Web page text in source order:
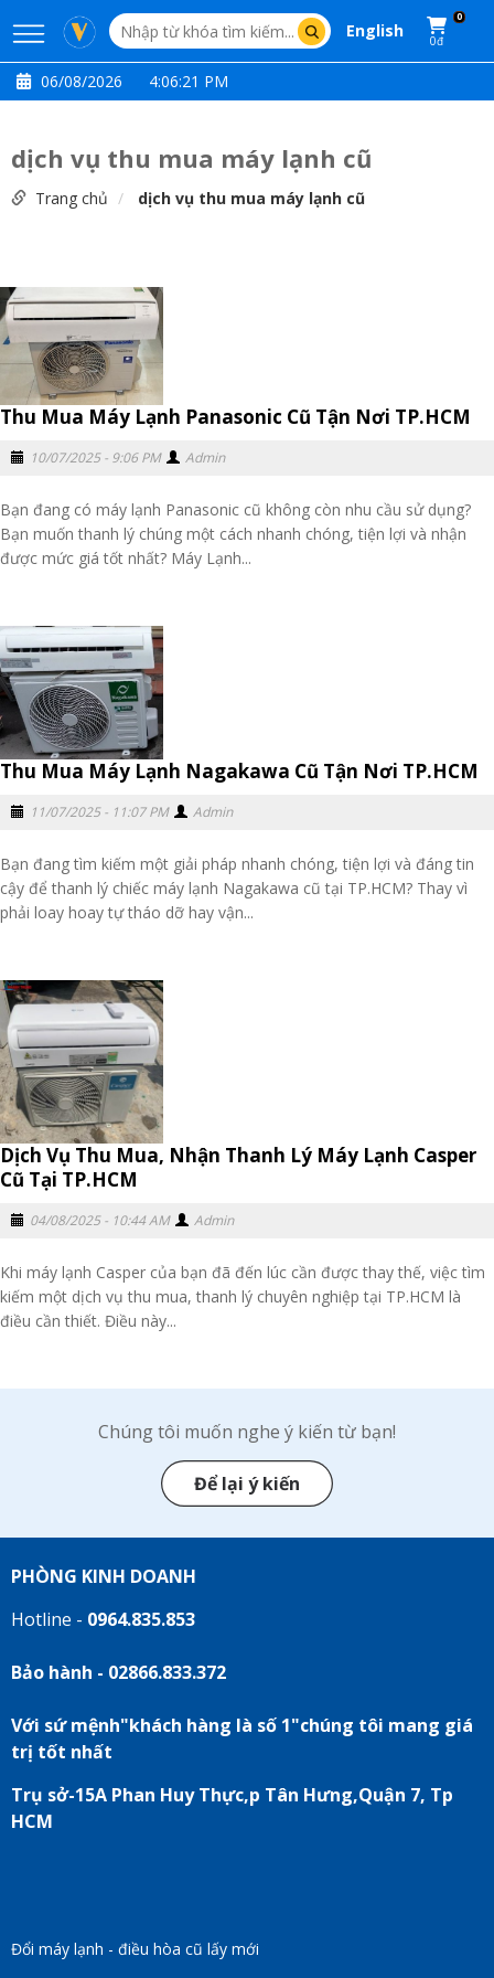
English
0
0đ
06/08/2026 4:06:21 PM
dịch vụ thu mua máy lạnh cũ
Trang chủ dịch vụ thu mua máy lạnh cũ
Thu Mua Máy Lạnh Panasonic Cũ Tận Nơi TP.HCM
10/07/2025 - 9:06 PM Admin
Bạn đang có máy lạnh Panasonic cũ không còn nhu cầu sử dụng?
Bạn muốn thanh lý chúng một cách nhanh chóng, tiện lợi và nhận
được mức giá tốt nhất? Máy Lạnh...
Thu Mua Máy Lạnh Nagakawa Cũ Tận Nơi TP.HCM
11/07/2025 - 11:07 PM Admin
Bạn đang tìm kiếm một giải pháp nhanh chóng, tiện lợi và đáng tin
cậy để thanh lý chiếc máy lạnh Nagakawa cũ tại TP.HCM? Thay vì
phải loay hoay tự tháo dỡ hay vận...
Dịch Vụ Thu Mua, Nhận Thanh Lý Máy Lạnh Casper
Cũ Tại TP.HCM
04/08/2025 - 10:44 AM Admin
Khi máy lạnh Casper của bạn đã đến lúc cần được thay thế, việc tìm
kiếm một dịch vụ thu mua, thanh lý chuyên nghiệp tại TP.HCM là
điều cần thiết. Điều này...
Chúng tôi muốn nghe ý kiến từ bạn!
Để lại ý kiến
PHÒNG KINH DOANH
Hotline - 0964.835.853
Bảo hành - 02866.833.372
Với sứ mệnh"khách hàng là số 1"chúng tôi mang giá
trị tốt nhất
Trụ sở-15A Phan Huy Thực,p Tân Hưng,Quận 7, Tp
HCM
Đổi máy lạnh - điều hòa cũ lấy mới